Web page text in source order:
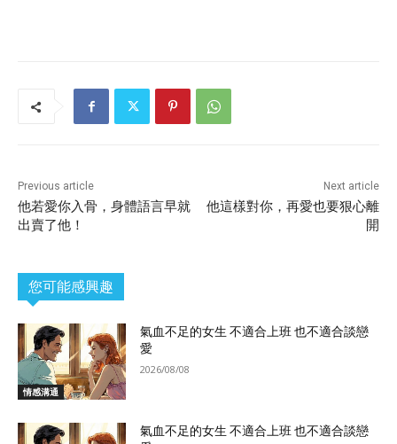
Previous article
他若愛你入骨，身體語言早就
出賣了他！
Next article
他這樣對你，再愛也要狠心離
開
您可能感興趣
情感溝通
氣血不足的女生 不適合上班 也不適合談戀
愛
2026/08/08
氣血不足的女生 不適合上班 也不適合談戀